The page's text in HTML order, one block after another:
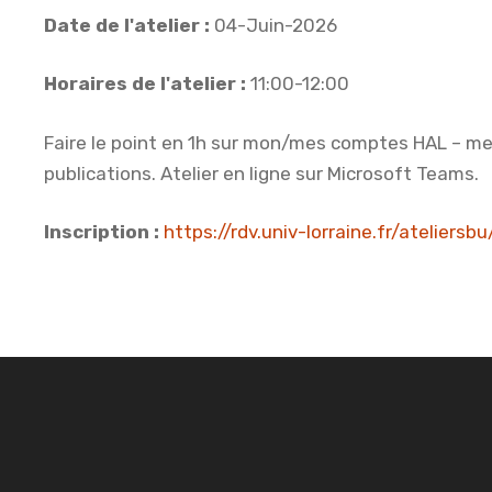
Date de l'atelier : 04-Juin-2026
Horaires de l'atelier : 11:00-12:00
Faire le point en 1h sur mon/mes comptes HAL –
publications. Atelier en ligne sur Microsoft Teams.
Inscription : https://rdv.univ-lorraine.fr/